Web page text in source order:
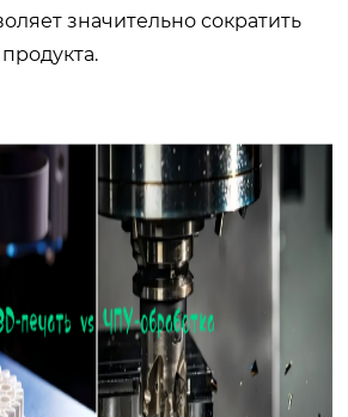
значительно сократить